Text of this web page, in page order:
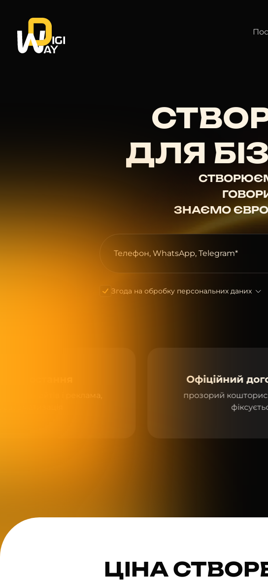
ДЛЯ
ЗНАЄМО
Телефон, WhatsApp, Telegram*
Згода на обробку персональних даних
Офіційний договір із веб-
прозорий кошторис — ціна
фіксується в договорі
ЦІНА